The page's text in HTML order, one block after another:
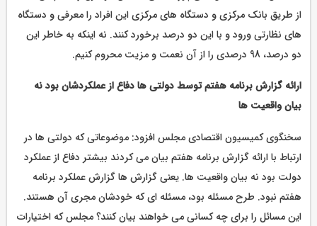
از طریق بانک مرکزی و دستگاه های مرکزی این افراد را معرفی و دستگاه
های نظارتی ورود و با این دو درصد برخورد کنند. نه اینکه به خاطر این
دو درصد، 98 درصدی را از آن نعمت و مزیت محروم کنیم.
ارائه گزارش برنامه هفتم توسط دولتی ها دفاع از عملکردشان بود نه
بیان واقعیت ها
سخنگوی کمیسیون اقتصادی مجلس افزود: موضوعاتی که دولتی ها در
ارتباط با ارائه گزارش برنامه هفتم بیان می کردند بیشتر دفاع از عملکرد
دولت بود نه بیان واقعیت ها. یعنی گزارش ها گزارش عملکرد برنامه
هفتم نبود. طرح مسئله بود، مسئله ای که خودشان مجری آن هستند.
این مسائل را برای چه کسانی می خواهند بیان کنند؟ مجلس که اختیارات